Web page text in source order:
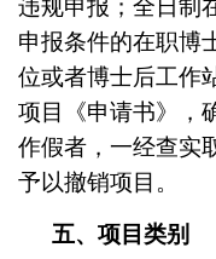
违规申报；全日制
申报条件的在职博
位或者博士后工作
项目《申请书》，
作假者，一经查实
予以撤销项目。
五、项目类别